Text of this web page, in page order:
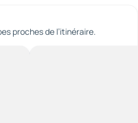
proches de l’itinéraire.